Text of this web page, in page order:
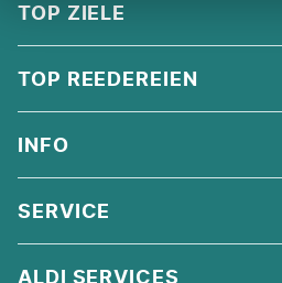
TOP ZIELE
ALPEN
ANDALUSIEN
ORIENT
NORDSEE
TOP REEDEREIEN
COSTA KREUZFAHRTEN
MSC CRUISES
HOLLAND AMERICA LINE
INFO
ÜBER UNS
QUALITÄT
SERVICE
KONTAKT
ALDI SERVICES